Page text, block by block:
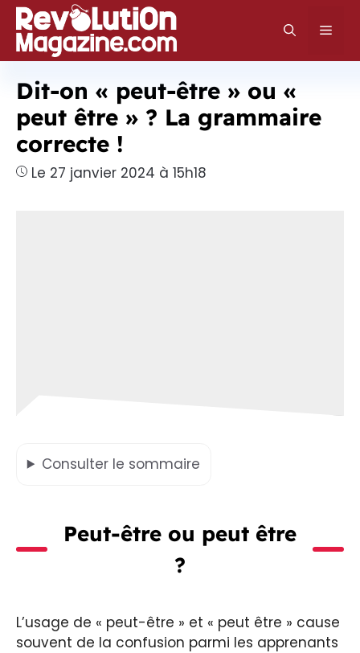
Aller
au
contenu
Dit-on « peut-être » ou «
peut être » ? La grammaire
correcte !
Le 27 janvier 2024 à 15h18
Consulter le sommaire
Peut-être ou peut être
?
L’usage de « peut-être » et « peut être » cause
souvent de la confusion parmi les apprenants